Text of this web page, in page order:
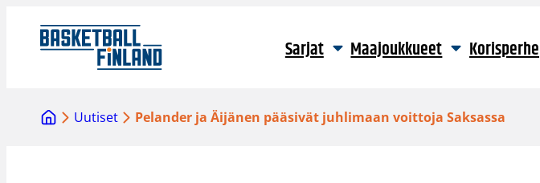
sisältöön
Sarjat Maajoukkueet Korisperhe
Uutiset Pelander ja Äijänen pääsivät juhlimaan voittoja Saksassa